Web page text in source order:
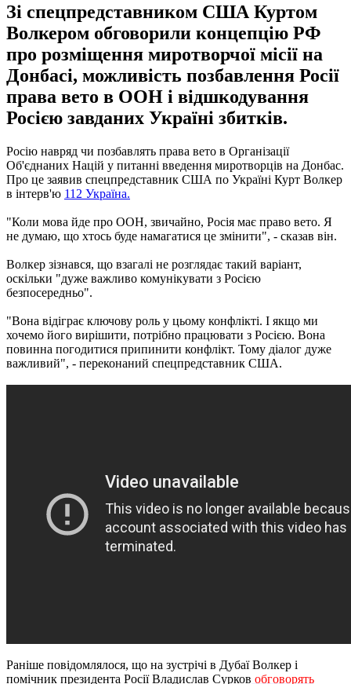
Зі спецпредставником США Куртом
Волкером обговорили концепцію РФ
про розміщення миротворчої місії на
Донбасі, можливість позбавлення Росії
права вето в ООН і відшкодування
Росією завданих Україні збитків.
Росію навряд чи позбавлять права вето в Організації
Об'єднаних Націй у питанні введення миротворців на Донбас.
Про це заявив спецпредставник США по Україні Курт Волкер
в інтерв'ю 112 Україна.
"Коли мова йде про ООН, звичайно, Росія має право вето. Я
не думаю, що хтось буде намагатися це змінити", - сказав він.
Волкер зізнався, що взагалі не розглядає такий варіант,
оскільки "дуже важливо комунікувати з Росією
безпосередньо".
"Вона відіграє ключову роль у цьому конфлікті. І якщо ми
хочемо його вирішити, потрібно працювати з Росією. Вона
повинна погодитися припинити конфлікт. Тому діалог дуже
важливий", - переконаний спецпредставник США.
Раніше повідомлялося, що на зустрічі в Дубаї Волкер і
помічник президента Росії Владислав Сурков обговорять